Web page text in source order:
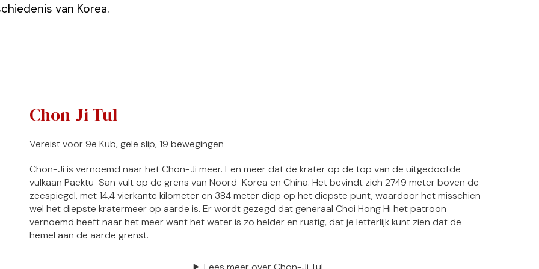
van Korea.
Chon-Ji Tul
Vereist voor 9e Kub, gele slip, 19 bewegingen
Chon-Ji is vernoemd naar het Chon-Ji meer. Een meer dat de krater op de top van de uitgedoofde
vulkaan Paektu-San vult op de grens van Noord-Korea en China. Het bevindt zich 2749 meter boven de
zeespiegel, met 14,4 vierkante kilometer en 384 meter diep op het diepste punt, waardoor het misschien
wel het diepste kratermeer op aarde is. Er wordt gezegd dat generaal Choi Hong Hi het patroon
vernoemd heeft naar het meer want het water is zo helder en rustig, dat je letterlijk kunt zien dat de
hemel aan de aarde grenst.